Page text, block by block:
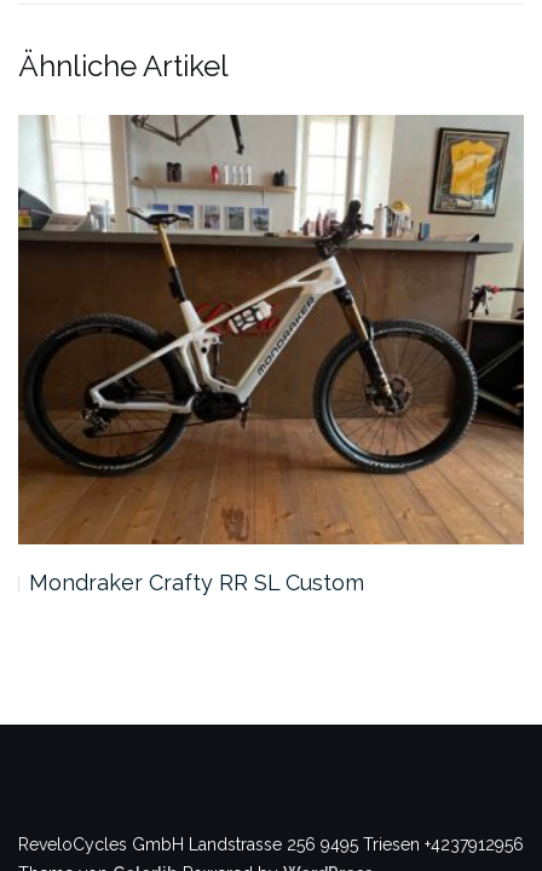
Ähnliche Artikel
Mondraker Crafty RR SL Custom
ReveloCycles GmbH Landstrasse 256 9495 Triesen +4237912956